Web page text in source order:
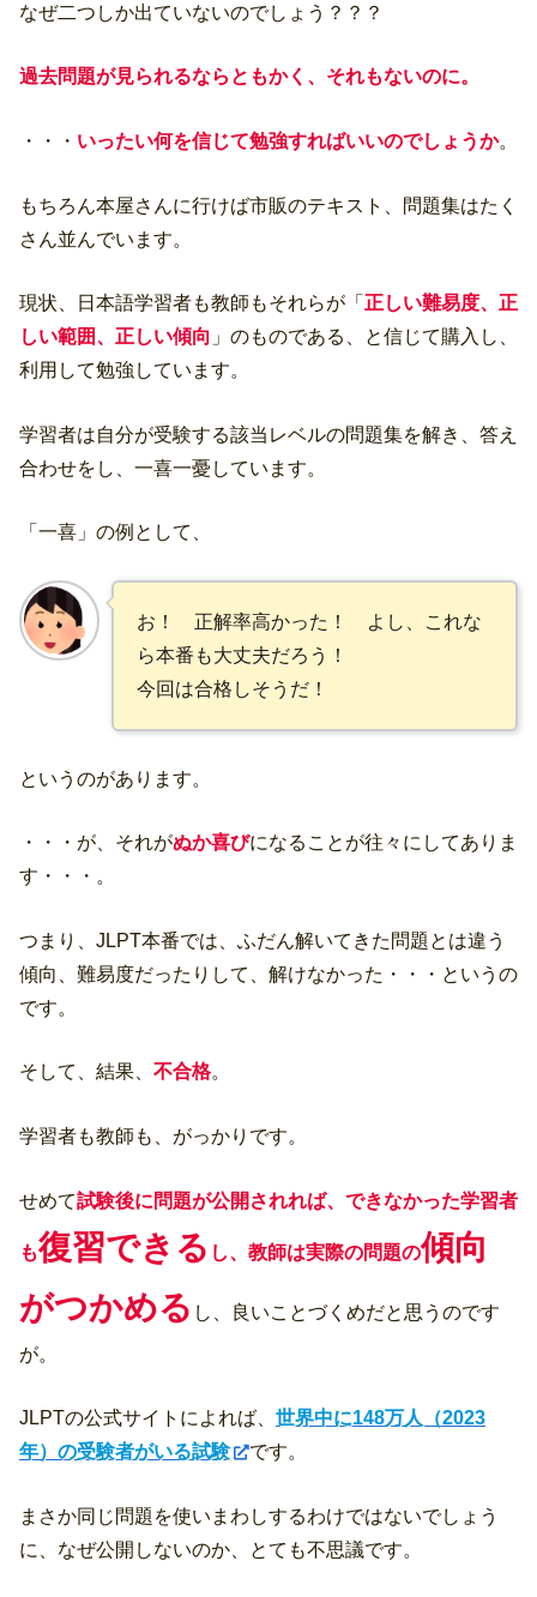
なぜ二つしか出ていないのでしょう？？？
過去問題が見られるならともかく、それもないのに。
・・・ いったい何を信じて勉強すればいいのでしょうか。
もちろん本屋さんに行けば市販のテキスト、問題集はたく
さん並んでいます。
現状、日本語学習者も教師もそれらが「 正しい難易度、正
しい範囲、正しい傾向 」のものである、と信じて購入し、
利用して勉強しています。
学習者は自分が受験する該当レベルの問題集を解き、答え
合わせをし、一喜一憂しています。
「一喜」の例として、
お！ 正解率高かった！ よし、これな
ら本番も大丈夫だろう！
今回は合格しそうだ！
というのがあります。
・・・が、それがぬか喜びになることが往々にしてありま
す・・・。
つまり、JLPT本番では、ふだん解いてきた問題とは違う
傾向、難易度だったりして、解けなかった・・・というの
です。
そして、結果、 不合格。
学習者も教師も、がっかりです。
せめて試験後に問題が公開されれば、できなかった学習者
も復習できる し、教師は実際の問題の傾向
がつかめる し、良いことづくめだと思うのです
が。
JLPTの公式サイトによれば、 世界中に148万人（2023
年）の受験者がいる試験
です。
まさか同じ問題を使いまわしするわけではないでしょう
に、なぜ公開しないのか、とても不思議です。